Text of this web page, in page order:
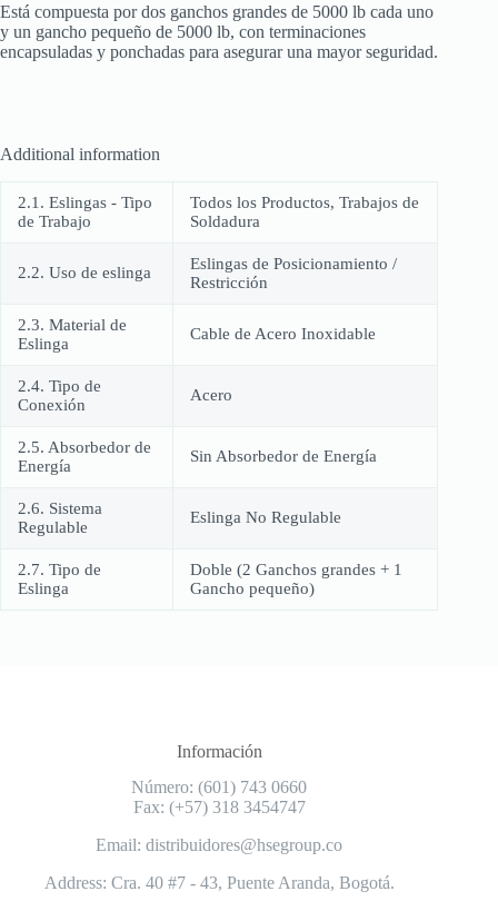
Está compuesta por dos ganchos grandes de 5000 lb cada uno
y un gancho pequeño de 5000 lb, con terminaciones
encapsuladas y ponchadas para asegurar una mayor seguridad.
Additional information
2.1. Eslingas - Tipo
de Trabajo
Todos los Productos, Trabajos de
Soldadura
2.2. Uso de eslinga
Eslingas de Posicionamiento /
Restricción
2.3. Material de
Eslinga
Cable de Acero Inoxidable
2.4. Tipo de
Conexión
Acero
2.5. Absorbedor de
Energía
Sin Absorbedor de Energía
2.6. Sistema
Regulable
Eslinga No Regulable
2.7. Tipo de
Eslinga
Doble (2 Ganchos grandes + 1
Gancho pequeño)
Información
Número: (601) 743 0660
Fax: (+57) 318 3454747
Email: distribuidores@hsegroup.co
Address: Cra. 40 #7 - 43, Puente Aranda, Bogotá.